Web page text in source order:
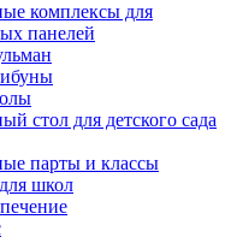
комплексы для
панелей
стол для детского сада
парты и классы
школ